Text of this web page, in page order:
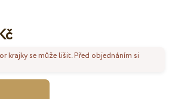
krajky se může lišit. Před objednáním si